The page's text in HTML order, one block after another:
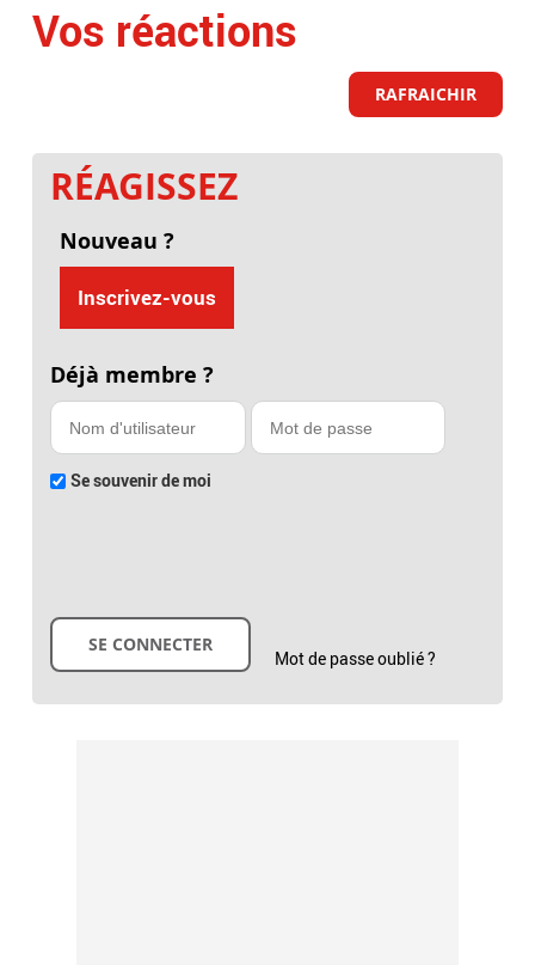
Vos réactions
RAFRAICHIR
RÉAGISSEZ
Nouveau ?
Inscrivez-vous
Déjà membre ?
Se souvenir de moi
Mot de passe oublié ?